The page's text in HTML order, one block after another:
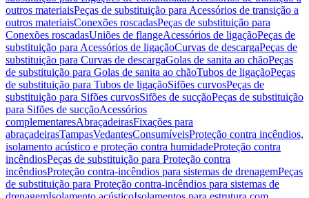
outros materiaisPeças de substituição para Acessórios de transição a
outros materiaisConexões roscadasPeças de substituição para
Conexões roscadasUniões de flangeAcessórios de ligaçãoPeças de
substituição para Acessórios de ligaçãoCurvas de descargaPeças de
substituição para Curvas de descargaGolas de sanita ao chãoPeças
de substituição para Golas de sanita ao chãoTubos de ligaçãoPeças
de substituição para Tubos de ligaçãoSifões curvosPeças de
substituição para Sifões curvosSifões de sucçãoPeças de substituição
para Sifões de sucçãoAcessórios
complementaresAbraçadeirasFixações para
abraçadeirasTampasVedantesConsumíveisProteção contra incêndios,
isolamento acústico e proteção contra humidadeProteção contra
incêndiosPeças de substituição para Proteção contra
incêndiosProteção contra-incêndios para sistemas de drenagemPeças
de substituição para Proteção contra-incêndios para sistemas de